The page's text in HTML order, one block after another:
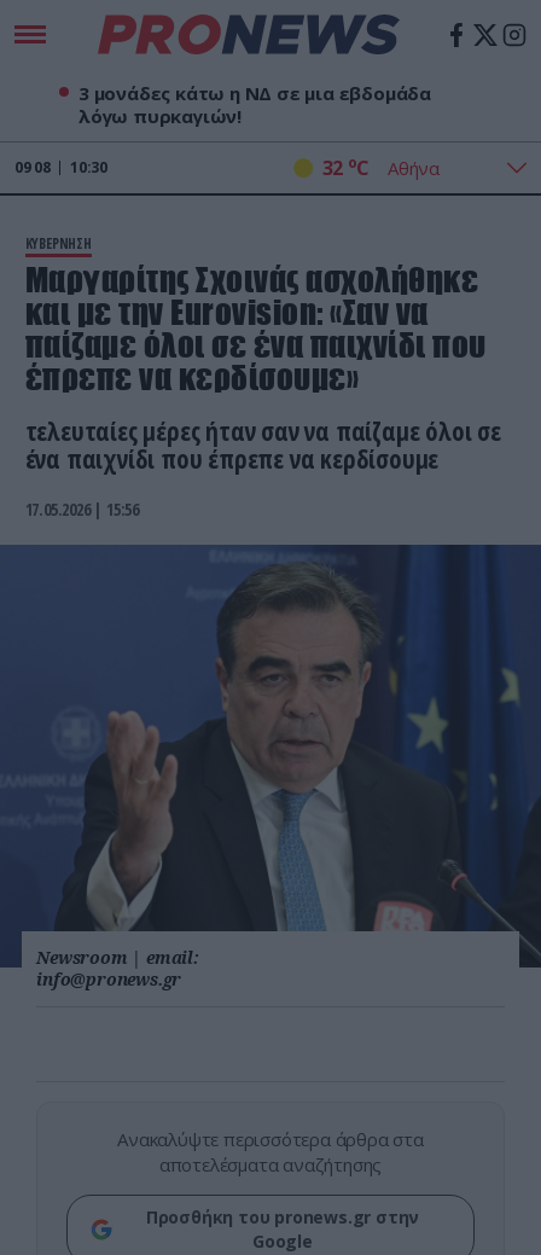
3 μονάδες κάτω η ΝΔ σε μια εβδομάδα
λόγω πυρκαγιών!
09 08 10:30 32 oC
ΚΥΒΕΡΝΗΣΗ
Μαργαρίτης Σχοινάς ασχολήθηκε
και με την Eurovision: «Σαν να
παίζαμε όλοι σε ένα παιχνίδι που
έπρεπε να κερδίσουμε»
τελευταίες μέρες ήταν σαν να παίζαμε όλοι σε
ένα παιχνίδι που έπρεπε να κερδίσουμε
17.05.2026 | 15:56
Newsroom | email:
info@pronews.gr
Ανακαλύψτε περισσότερα άρθρα στα
αποτελέσματα αναζήτησης
Προσθήκη του pronews.gr στην
Google